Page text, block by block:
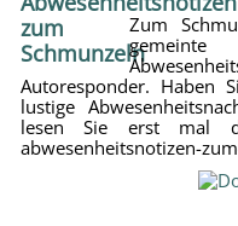
Zum
Autoresponder. Haben
lustige
lesen Sie erst mal
abwesenheitsnotizen-